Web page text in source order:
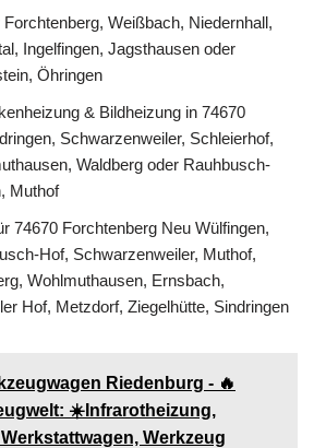
Weißbach, Niedernhall,
Ingelfingen, Jagsthausen oder
Öhringen
& Bildheizung in 74670
Schwarzenweiler, Schleierhof,
Waldberg oder Rauhbusch-
Muthof
74670 Forchtenberg Neu Wülfingen,
Hof, Schwarzenweiler, Muthof,
Wohlmuthausen, Ernsbach,
Hof, Metzdorf, Ziegelhütte, Sindringen
Riedenburg - 🔥
☀️Infrarotheizung,
Werkzeug